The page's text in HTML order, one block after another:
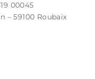
00045
– 59100 Roubaix